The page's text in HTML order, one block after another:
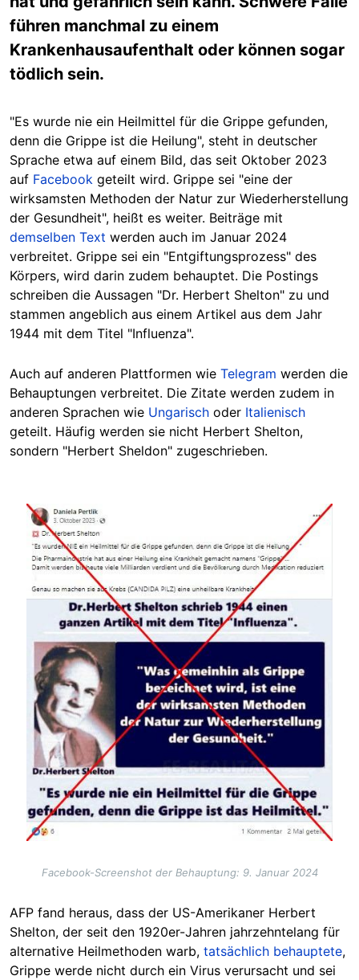
führen manchmal zu einem
Krankenhausaufenthalt oder können sogar
tödlich sein.
"Es wurde nie ein Heilmittel für die Grippe gefunden,
denn die Grippe ist die Heilung", steht in deutscher
Sprache etwa auf einem Bild, das seit Oktober 2023
auf Facebook geteilt wird. Grippe sei "eine der
wirksamsten Methoden der Natur zur Wiederherstellung
der Gesundheit", heißt es weiter. Beiträge mit
demselben Text werden auch im Januar 2024
verbreitet. Grippe sei ein "Entgiftungsprozess" des
Körpers, wird darin zudem behauptet. Die Postings
schreiben die Aussagen "Dr. Herbert Shelton" zu und
stammen angeblich aus einem Artikel aus dem Jahr
1944 mit dem Titel "Influenza".
Auch auf anderen Plattformen wie Telegram werden die
Behauptungen verbreitet. Die Zitate werden zudem in
anderen Sprachen wie Ungarisch oder Italienisch
geteilt. Häufig werden sie nicht Herbert Shelton,
sondern "Herbert Sheldon" zugeschrieben.
Image
Facebook-Screenshot der Behauptung: 9. Januar 2024
AFP fand heraus, dass der US-Amerikaner Herbert
Shelton, der seit den 1920er-Jahren jahrzehntelang für
alternative Heilmethoden warb, tatsächlich behauptete,
Grippe werde nicht durch ein Virus verursacht und sei